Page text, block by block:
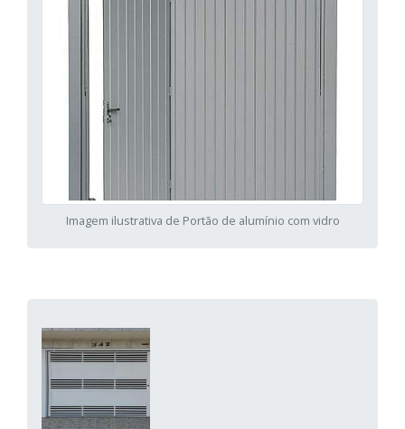
Imagem ilustrativa de Portão de alumínio com vidro